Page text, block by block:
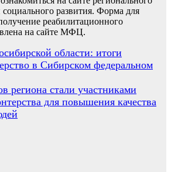
социального развития. Форма для
реабилитационного
на сайте МФЦ.
области: итоги
в Сибирском федеральном
региона стали участниками
для повышения качества